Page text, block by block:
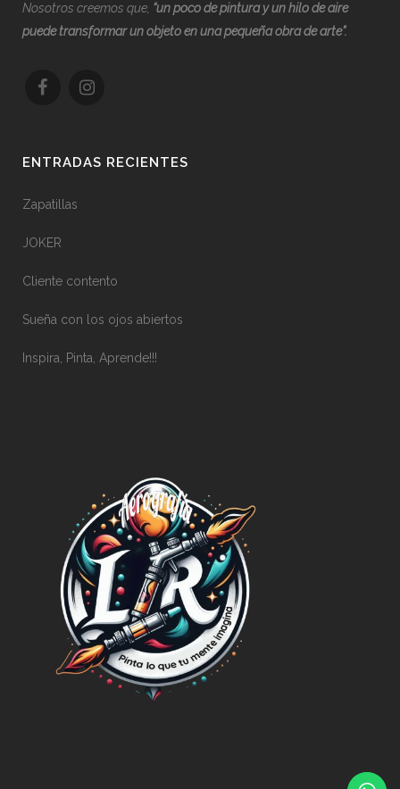
Nosotros creemos que, “un poco de pintura y un hilo de aire
puede transformar un objeto en una pequeña obra de arte”.
ENTRADAS RECIENTES
Zapatillas
JOKER
Cliente contento
Sueña con los ojos abiertos
Inspira, Pinta, Aprende!!!